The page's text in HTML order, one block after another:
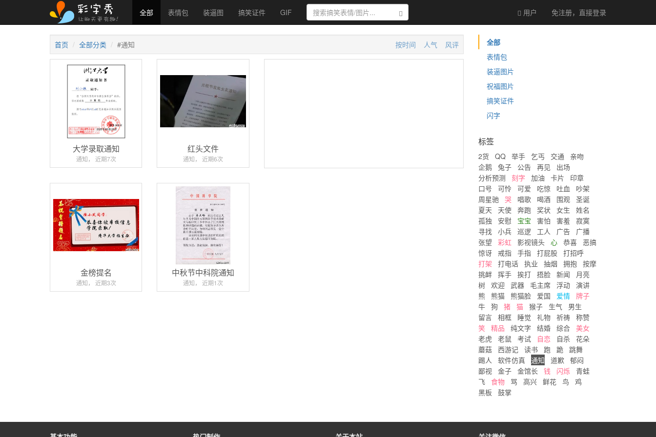
全部 表情包 装逼图 搞笑证件 GIF 搜索 用户 免注册，直接登录
首页 全部分类 #通知 按时间 人气 风评
大学录取通知
通知， 近期7次
红头文件
通知， 近期6次
金榜提名
通知， 近期3次
中秋节中科院通知
通知， 近期1次
全部
表情包
装逼图片
祝福图片
搞笑证件
闪字
标签
2货 QQ 举手 乞丐 交通
亲吻
企鹅
兔子 公告 再见
出场
分析预测
刻字 加油 卡片
印章
口号
可怜 可爱 吃惊 吐血
吵架
周星驰
哭 唱歌 喝酒 围观
圣诞
夏天
天使 奔跑 奖状 女生
姓名
孤独
安慰 宝宝 害怕 害羞
寂寞
寻找
小兵 巡逻 工人 广告
广播
张望
彩虹 影视镜头 心 恭喜
恶搞
惊讶
戒指 手指 打屁股
打招呼
打架
打电话 执业 抽烟 拥抱
按摩
挑衅
挥手 挨打 捂脸 新闻
月亮
树
欢迎 武器 毛主席 浮动
演讲
熊
熊猫 熊猫脸 爱国 爱情
牌子
牛
狗 猪 猫 猴子 生气
男生
留言
相框 睡觉 礼物 祈祷
称赞
笑
精品 纯文字 结婚 综合
美女
老虎
老鼠 考试 自恋 自杀
花朵
蘑菇
西游记 读书 跑 跪
跳舞
踢人
软件仿真 通知 道歉
郁闷
鄙视
金子 金馆长 钱 闪烁
青蛙
飞
食物 骂 高兴 鲜花 鸟
鸡
黑板
鼓掌